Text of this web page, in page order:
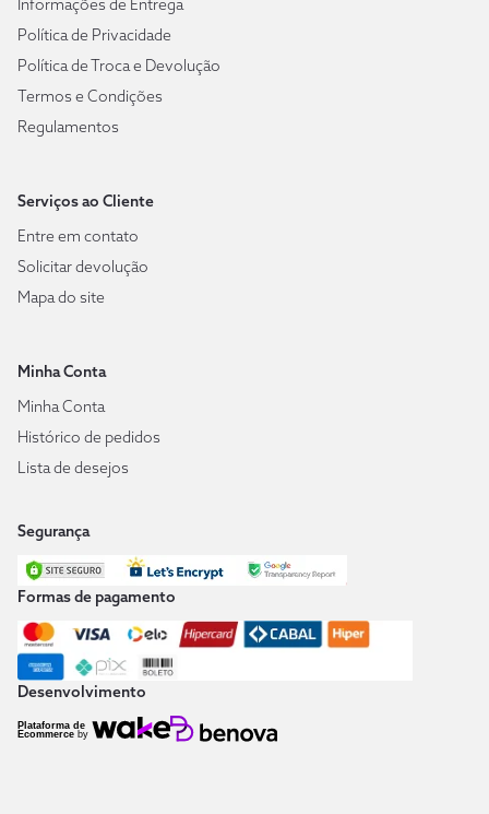
Informações de Entrega
Política de Privacidade
Política de Troca e Devolução
Termos e Condições
Regulamentos
Serviços ao Cliente
Entre em contato
Solicitar devolução
Mapa do site
Minha Conta
Minha Conta
Histórico de pedidos
Lista de desejos
Segurança
Formas de pagamento
Desenvolvimento